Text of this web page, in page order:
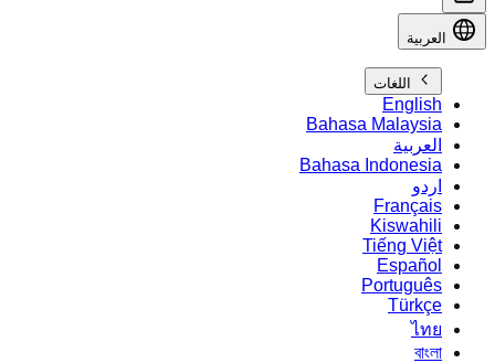
العربية
اللغات
English
Bahasa Malaysia
العربية
Bahasa Indonesia
اردو
Français
Kiswahili
Tiếng Việt
Español
Português
Türkçe
ไทย
বাংলা